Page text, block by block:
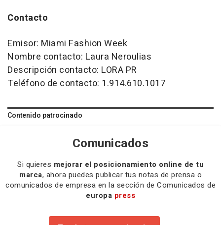
Contacto
Emisor: Miami Fashion Week
Nombre contacto: Laura Neroulias
Descripción contacto: LORA PR
Teléfono de contacto: 1.914.610.1017
Contenido patrocinado
Comunicados
Si quieres mejorar el posicionamiento online de tu
marca, ahora puedes publicar tus notas de prensa o
comunicados de empresa en la sección de Comunicados de
europa press